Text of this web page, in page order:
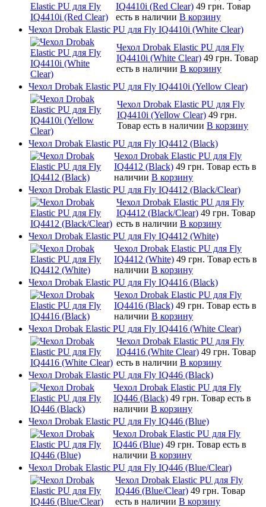
IQ4410i (Red Clear) 49 грн. Товар
есть в наличии В корзину
Чехол Drobak Elastic PU для Fly IQ4410i (White Clear)
Чехол Drobak Elastic PU для Fly
IQ4410i (White Clear) 49 грн. Товар
есть в наличии В корзину
Чехол Drobak Elastic PU для Fly IQ4410i (Yellow Clear)
Чехол Drobak Elastic PU для Fly
IQ4410i (Yellow Clear) 49 грн.
Товар есть в наличии В корзину
Чехол Drobak Elastic PU для Fly IQ4412 (Black)
Чехол Drobak Elastic PU для Fly
IQ4412 (Black) 49 грн. Товар есть в
наличии В корзину
Чехол Drobak Elastic PU для Fly IQ4412 (Black/Clear)
Чехол Drobak Elastic PU для Fly
IQ4412 (Black/Clear) 49 грн. Товар
есть в наличии В корзину
Чехол Drobak Elastic PU для Fly IQ4412 (White)
Чехол Drobak Elastic PU для Fly
IQ4412 (White) 49 грн. Товар есть в
наличии В корзину
Чехол Drobak Elastic PU для Fly IQ4416 (Black)
Чехол Drobak Elastic PU для Fly
IQ4416 (Black) 49 грн. Товар есть в
наличии В корзину
Чехол Drobak Elastic PU для Fly IQ4416 (White Clear)
Чехол Drobak Elastic PU для Fly
IQ4416 (White Clear) 49 грн. Товар
есть в наличии В корзину
Чехол Drobak Elastic PU для Fly IQ446 (Black)
Чехол Drobak Elastic PU для Fly
IQ446 (Black) 49 грн. Товар есть в
наличии В корзину
Чехол Drobak Elastic PU для Fly IQ446 (Blue)
Чехол Drobak Elastic PU для Fly
IQ446 (Blue) 49 грн. Товар есть в
наличии В корзину
Чехол Drobak Elastic PU для Fly IQ446 (Blue/Сlear)
Чехол Drobak Elastic PU для Fly
IQ446 (Blue/Сlear) 49 грн. Товар
есть в наличии В корзину